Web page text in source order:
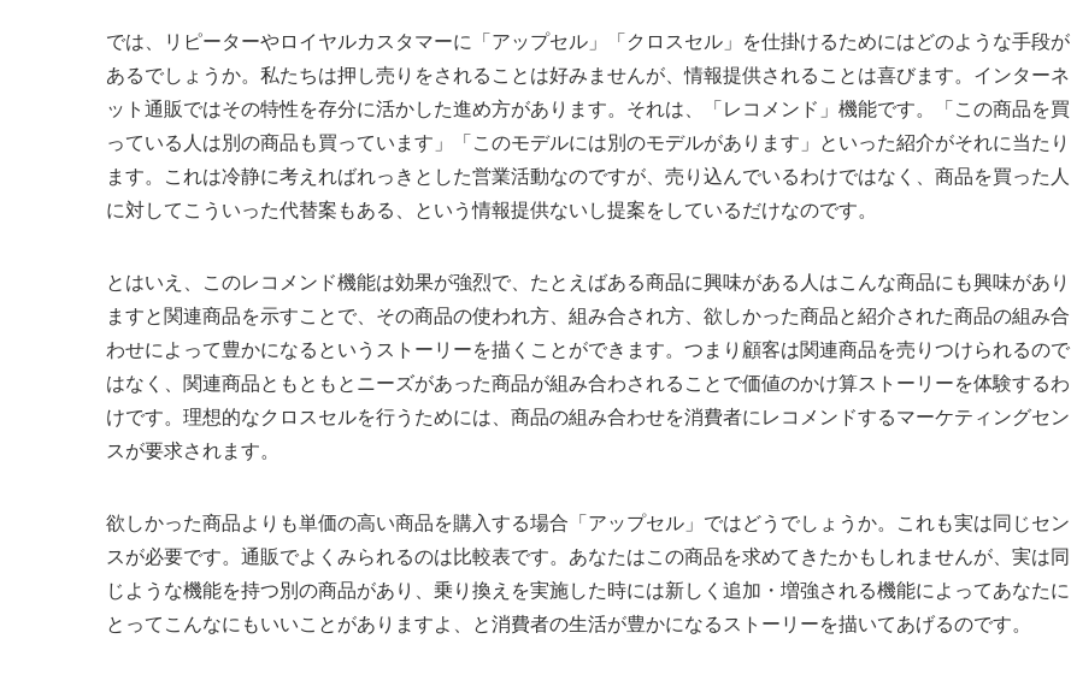
では、リピーターやロイヤルカスタマーに「アップセル」「クロスセル」を仕掛けるためにはどのような手段が
あるでしょうか。私たちは押し売りをされることは好みませんが、情報提供されることは喜びます。インターネ
ット通販ではその特性を存分に活かした進め方があります。それは、「レコメンド」機能です。「この商品を買
っている人は別の商品も買っています」「このモデルには別のモデルがあります」といった紹介がそれに当たり
ます。これは冷静に考えればれっきとした営業活動なのですが、売り込んでいるわけではなく、商品を買った人
に対してこういった代替案もある、という情報提供ないし提案をしているだけなのです。
とはいえ、このレコメンド機能は効果が強烈で、たとえばある商品に興味がある人はこんな商品にも興味があり
ますと関連商品を示すことで、その商品の使われ方、組み合され方、欲しかった商品と紹介された商品の組み合
わせによって豊かになるというストーリーを描くことができます。つまり顧客は関連商品を売りつけられるので
はなく、関連商品ともともとニーズがあった商品が組み合わされることで価値のかけ算ストーリーを体験するわ
けです。理想的なクロスセルを行うためには、商品の組み合わせを消費者にレコメンドするマーケティングセン
スが要求されます。
欲しかった商品よりも単価の高い商品を購入する場合「アップセル」ではどうでしょうか。これも実は同じセン
スが必要です。通販でよくみられるのは比較表です。あなたはこの商品を求めてきたかもしれませんが、実は同
じような機能を持つ別の商品があり、乗り換えを実施した時には新しく追加・増強される機能によってあなたに
とってこんなにもいいことがありますよ、と消費者の生活が豊かになるストーリーを描いてあげるのです。